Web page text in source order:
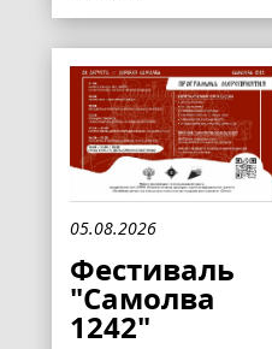
05.08.2026
Фестиваль
"Самолва
1242"